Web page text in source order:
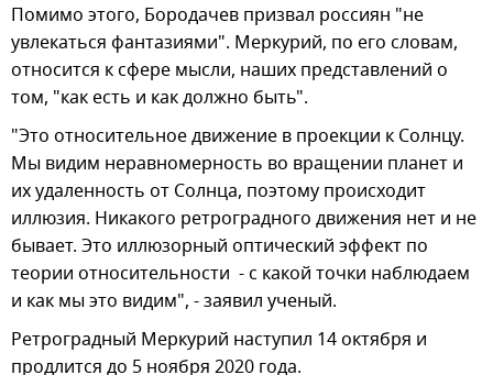
Помимо этого, Бородачев призвал россиян "не
увлекаться фантазиями". Меркурий, по его словам,
относится к сфере мысли, наших представлений о
том, "как есть и как должно быть".
"Это относительное движение в проекции к Солнцу.
Мы видим неравномерность во вращении планет и
их удаленность от Солнца, поэтому происходит
иллюзия. Никакого ретроградного движения нет и не
бывает. Это иллюзорный оптический эффект по
теории относительности - с какой точки наблюдаем
и как мы это видим", - заявил ученый.
Ретроградный Меркурий наступил 14 октября и
продлится до 5 ноября 2020 года.